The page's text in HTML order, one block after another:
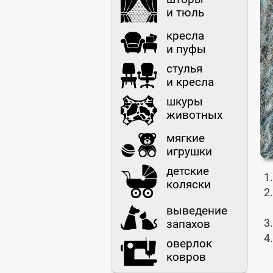
и тюль
кресла
и пуфы
стулья
и кресла
шкуры
животных
мягкие
игрушки
детские
коляски
выведение
запахов
оверлок
ковров